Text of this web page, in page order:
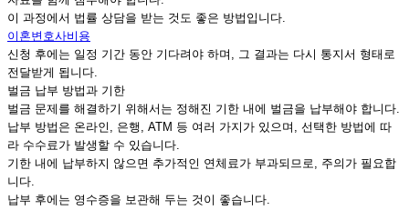
이 과정에서 법률 상담을 받는 것도 좋은 방법입니다.
이혼변호사비용
신청 후에는 일정 기간 동안 기다려야 하며, 그 결과는 다시 통지서 형태로
전달받게 됩니다.
벌금 납부 방법과 기한
벌금 문제를 해결하기 위해서는 정해진 기한 내에 벌금을 납부해야 합니다.
납부 방법은 온라인, 은행, ATM 등 여러 가지가 있으며, 선택한 방법에 따
라 수수료가 발생할 수 있습니다.
기한 내에 납부하지 않으면 추가적인 연체료가 부과되므로, 주의가 필요합
니다.
납부 후에는 영수증을 보관해 두는 것이 좋습니다.